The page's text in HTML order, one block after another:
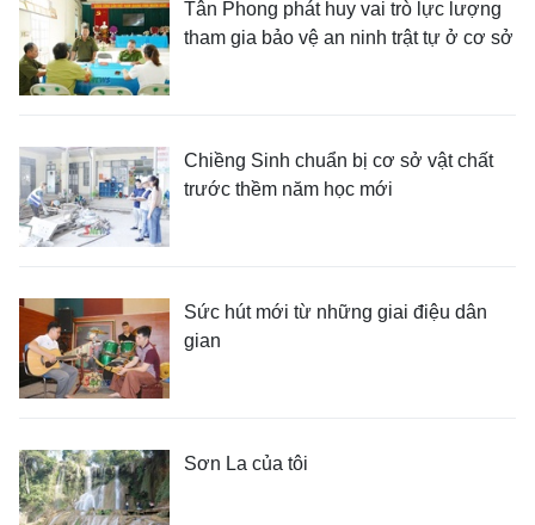
Tân Phong phát huy vai trò lực lượng
tham gia bảo vệ an ninh trật tự ở cơ sở
Chiềng Sinh chuẩn bị cơ sở vật chất
trước thềm năm học mới
Sức hút mới từ những giai điệu dân
gian
Sơn La của tôi